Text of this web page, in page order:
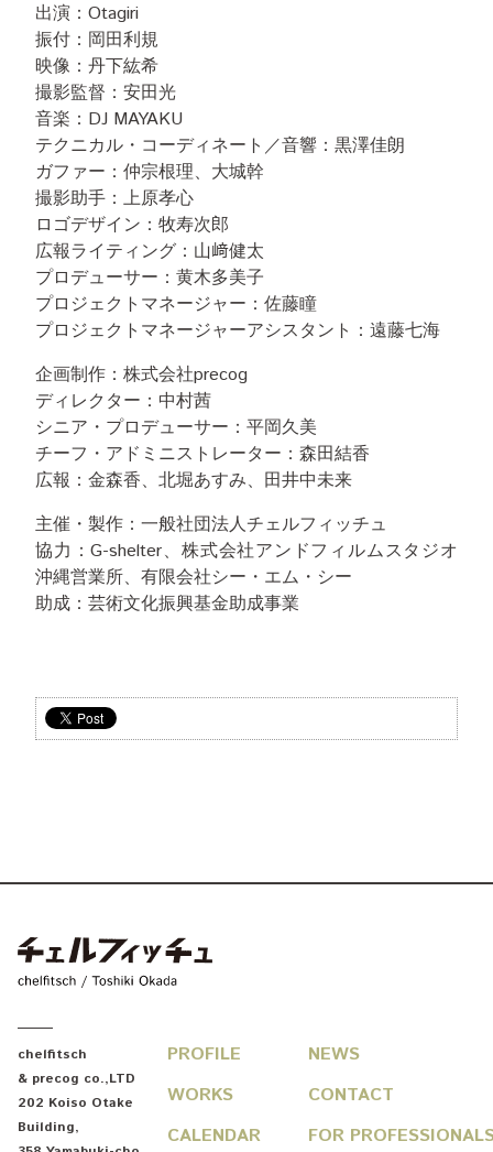
出演：Otagiri
振付：岡田利規
映像：丹下紘希
撮影監督：安田光
音楽：DJ MAYAKU
テクニカル・コーディネート／音響：黒澤佳朗
ガファー：仲宗根理、大城幹
撮影助手：上原孝心
ロゴデザイン：牧寿次郎
広報ライティング：山﨑健太
プロデューサー：黄木多美子
プロジェクトマネージャー：佐藤瞳
プロジェクトマネージャーアシスタント：遠藤七海
企画制作：株式会社precog
ディレクター：中村茜
シニア・プロデューサー：平岡久美
チーフ・アドミニストレーター：森田結香
広報：金森香、北堀あすみ、田井中未来
主催・製作：一般社団法人チェルフィッチュ
協力：G-shelter、株式会社アンドフィルムスタジオ
沖縄営業所、有限会社シー・エム・シー
助成：芸術文化振興基金助成事業
chelfitsch
& precog co.,LTD
202 Koiso Otake
Building,
PROFILE
NEWS
WORKS
CONTACT
CALENDAR
FOR